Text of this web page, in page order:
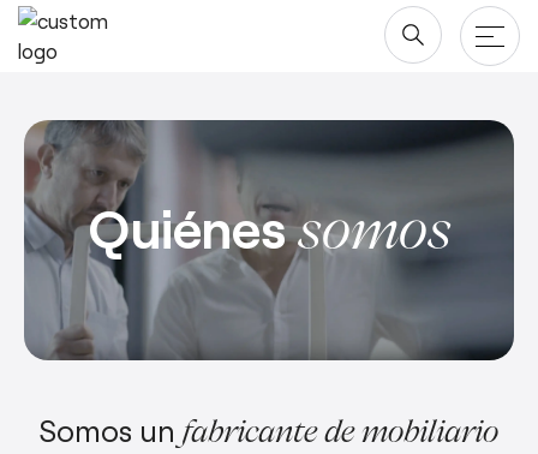
Saltar
contenido
Productos
Mesas
Almacenaje
Paneles Separadores
Sillas
Proyectos
Compañía
Blog y newsroom
Quiénes somos
Descargas
Revit/BIM
Quiénessomos
Somos un fabricante de mobiliario